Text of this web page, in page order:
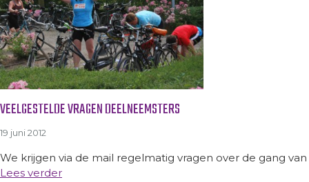
VEELGESTELDE VRAGEN DEELNEEMSTERS
19 juni 2012
We krijgen via de mail regelmatig vragen over de gang
Lees verder